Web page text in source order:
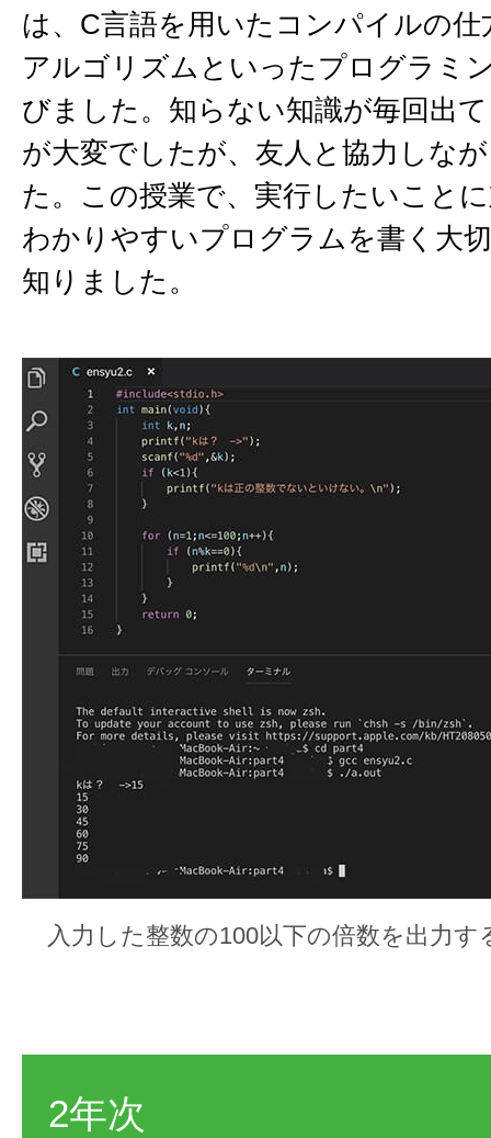
は、C言語を用いたコンパイルの仕
アルゴリズムといったプログラミ
びました。知らない知識が毎回出
が大変でしたが、友人と協力しな
た。この授業で、実行したいこと
わかりやすいプログラムを書く大
知りました。
入力した整数の100以下の倍数を出力
2年次